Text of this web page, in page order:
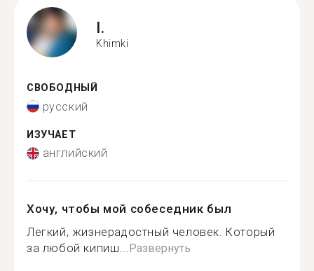
I.
Khimki
СВОБОДНЫЙ
русский
ИЗУЧАЕТ
английский
Хочу, чтобы мой собеседник был
Легкий, жизнерадостный человек. Который
за любой кипиш...Развернуть